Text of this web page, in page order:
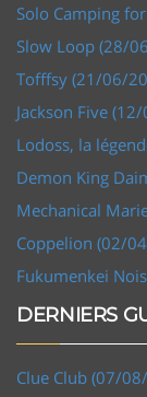
Solo Camping
Slow Loop (28/
Tofffsy (21/06/
Jackson Five
Lodoss, la
Demon King
Mechanical
Coppelion (02/
Fukumenkei
DERNIERS
Clue Club (07/